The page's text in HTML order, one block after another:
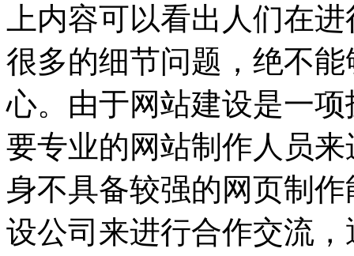
上内容可以看出人们在
很多的细节问题，绝不
心。由于网站建设是一
要专业的网站制作人员
身不具备较强的网页制
设公司来进行合作交流